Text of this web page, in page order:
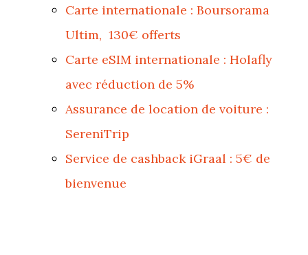
Carte internationale : Boursorama
Ultim, 130€ offerts
Carte eSIM internationale : Holafly
avec réduction de 5%
Assurance de location de voiture :
SereniTrip
Service de cashback iGraal : 5€ de
bienvenue